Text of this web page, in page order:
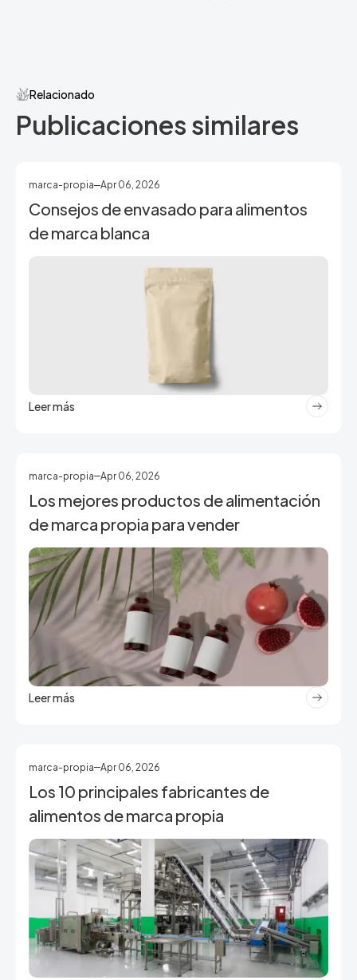
Relacionado
Publicaciones similares
marca-propia Apr 06, 2026
Consejos de envasado para alimentos
de marca blanca
Leer más
marca-propia Apr 06, 2026
Los mejores productos de alimentación
de marca propia para vender
Leer más
marca-propia Apr 06, 2026
Los 10 principales fabricantes de
alimentos de marca propia